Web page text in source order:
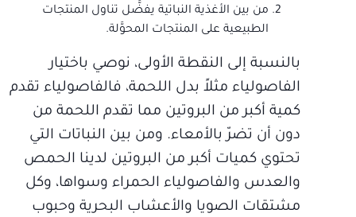
من بين الأغذية النباتية يفضَّل تناول المنتجات
الطبيعية على المنتجات المحوَّلة.
بالنسبة إلى النقطة الأولى، نوصي باختيار
الفاصولياء مثلاً بدل اللحمة، فالفاصولياء تقدم
كمية أكبر من البروتين مما تقدم اللحمة من
دون أن تضرّ بالأمعاء. ومن بين النباتات التي
تحتوي كميات أكبر من البروتين لدينا الحمص
والعدس والفاصولياء الحمراء وسواها، وكل
مشتقات الصويا والأعشاب البحرية وحبوب